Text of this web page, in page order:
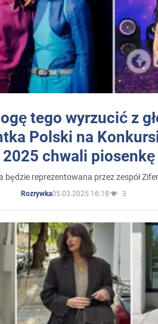
tego wyrzucić z
Polski na
chwali
będzie reprezentowana przez zespół
Rozrywka05.03.2025 16:18 3